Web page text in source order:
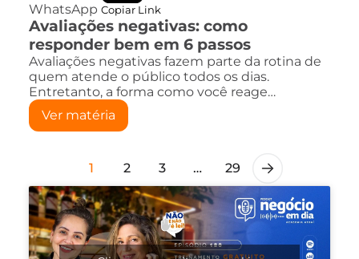
WhatsApp Copiar Link
Avaliações negativas: como
responder bem em 6 passos
Avaliações negativas fazem parte da rotina de
quem atende o público todos os dias.
Entretanto, a forma como você reage…
Ver matéria
1 2 3 … 29